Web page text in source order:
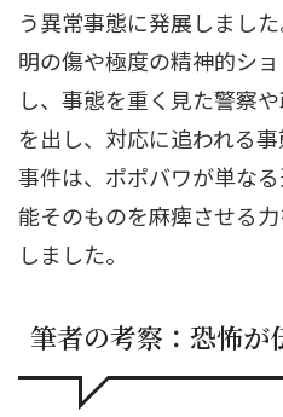
う異常事態に発展しまし
明の傷や極度の精神的シ
し、事態を重く見た警察
を出し、対応に追われる
事件は、ポポバワが単な
能そのものを麻痺させる
しました。
筆者の考察：恐怖が